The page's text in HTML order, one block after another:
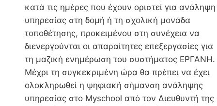
κατά τις ημέρες που έχουν οριστεί για ανάληψη
υπηρεσίας στη δομή ή τη σχολική μονάδα
τοποθέτησης, προκειμένου στη συνέχεια να
διενεργούνται οι απαραίτητες επεξεργασίες για
τη μαζική ενημέρωση του συστήματος ΕΡΓΑΝΗ.
Μέχρι τη συγκεκριμένη ώρα θα πρέπει να έχει
ολοκληρωθεί η ψηφιακή σήμανση ανάληψης
υπηρεσίας στο Myschool από τον Διευθυντή της